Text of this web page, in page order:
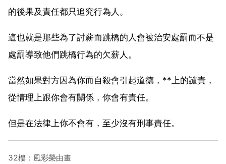
的後果及責任都只追究行為人。
這也就是那些為了討薪而跳橋的人會被治安處罰而不是
處罰導致他們跳橋行為的欠薪人。
當然如果對方因為你而自殺會引起道德，**上的譴責，
從情理上跟你會有關係，你會有責任。
但是在法律上你不會有，至少沒有刑事責任。
32樓：風彩榮由畫